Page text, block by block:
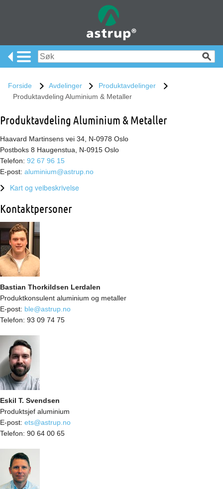
Forside Avdelinger
Produktavdelinger
Produktavdeling Aluminium & Metaller
Produktavdeling Aluminium & Metaller
Haavard Martinsens vei 34, N-0978 Oslo
Postboks 8 Haugenstua, N-0915 Oslo
Telefon: 92 67 96 15
E-post: aluminium@astrup.no
Kart og veibeskrivelse
Kontaktpersoner
Bastian Thorkildsen Lerdalen
Produktkonsulent aluminium og metaller
E-post: ble@astrup.no
Telefon: 93 09 74 75
Eskil T. Svendsen
Produktsjef aluminium
E-post: ets@astrup.no
Telefon: 90 64 00 65